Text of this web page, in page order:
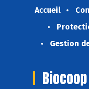
Accueil
Gestion